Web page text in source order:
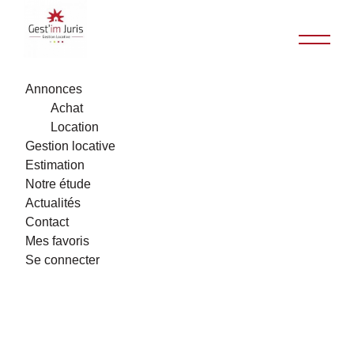
Annonces
Achat
Location
Gestion locative
Estimation
Notre étude
Actualités
Contact
Mes favoris
Se connecter